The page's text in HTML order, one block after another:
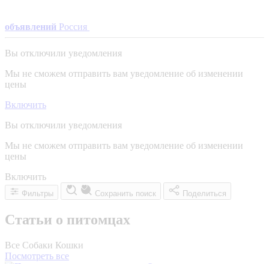
объявлений Россия
Вы отключили уведомления
Мы не сможем отправить вам уведомление об изменении
цены
Включить
Вы отключили уведомления
Мы не сможем отправить вам уведомление об изменении
цены
Включить
Фильтры Сохранить поиск Поделиться
Статьи о питомцах
Все Собаки Кошки
Посмотреть все